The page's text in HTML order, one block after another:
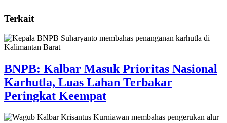
Terkait
BNPB: Kalbar Masuk Prioritas Nasional
Karhutla, Luas Lahan Terbakar
Peringkat Keempat